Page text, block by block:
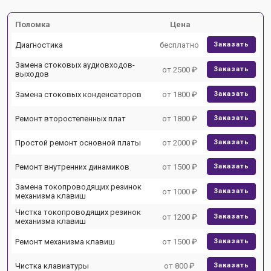
Поломка Цена
Диагностика бесплатно Заказать
Замена стоковых аудиовходов-
выходов
от 2500 ₽ Заказать
Замена стоковых конденсаторов от 1800 ₽ Заказать
Ремонт второстепенных плат от 1800 ₽ Заказать
Простой ремонт основной платы от 2000 ₽ Заказать
Ремонт внутренних динамиков от 1500 ₽ Заказать
Замена токопроводящих резинок
механизма клавиш
от 1000 ₽ Заказать
Чистка токопроводящих резинок
механизма клавиш
от 1200 ₽ Заказать
Ремонт механизма клавиш от 1500 ₽ Заказать
Чистка клавиатуры от 800 ₽ Заказать